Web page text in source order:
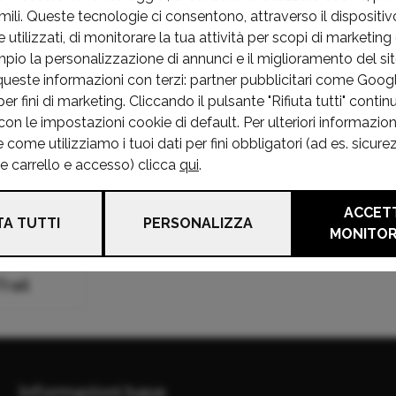
Qx Micra Micra Cc
Nv200 Nv400
Primastar
Sunny Terrano
Queste tecnologie ci consentono, attraverso il
utilizzati, di monitorare la tua attività per scopi di marketing
la personalizzazione di annunci e il miglioramento del
informazioni con terzi: partner pubblicitari come
fini di marketing. Cliccando il pulsante "Rifiuta tutti"
le impostazioni cookie di default. Per ulteriori
come utilizziamo i tuoi dati per fini obbligatori (ad es.
carrello e accesso) clicca qui.
TUTTI PERSONALIZZA